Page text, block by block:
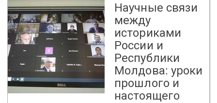
Научные связи
между
историками
России и
Республики
Молдова: уроки
прошлого и
настоящего